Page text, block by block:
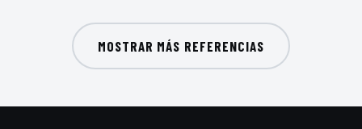
MOSTRAR MÁS REFERENCIAS